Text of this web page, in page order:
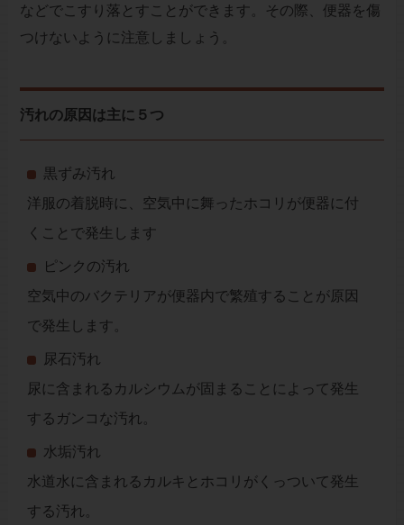
などでこすり落とすことができます。その際、便器を傷
つけないように注意しましょう。
汚れの原因は主に５つ
黒ずみ汚れ
洋服の着脱時に、空気中に舞ったホコリが便器に付
くことで発生します
ピンクの汚れ
空気中のバクテリアが便器内で繁殖することが原因
で発生します。
尿石汚れ
尿に含まれるカルシウムが固まることによって発生
するガンコな汚れ。
水垢汚れ
水道水に含まれるカルキとホコリがくっついて発生
する汚れ。